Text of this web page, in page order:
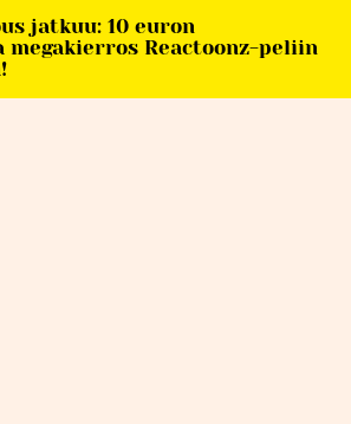
jatkuu: 10 euron
megakierros Reactoonz-peliin